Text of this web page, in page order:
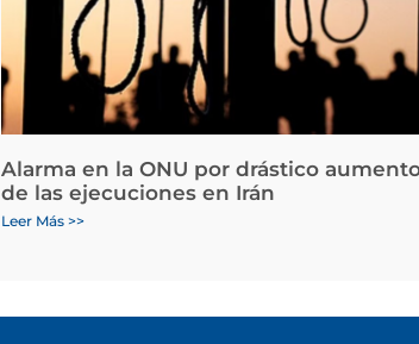
Alarma en la ONU por drástico
de las ejecuciones en Irán
Leer Más >>